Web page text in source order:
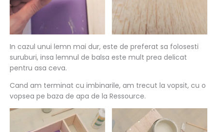
In cazul unui lemn mai dur, este de preferat sa folosesti
suruburi, insa lemnul de balsa este mult prea delicat
pentru asa ceva.
Cand am terminat cu imbinarile, am trecut la vopsit, cu o
vopsea pe baza de apa de la Ressource.